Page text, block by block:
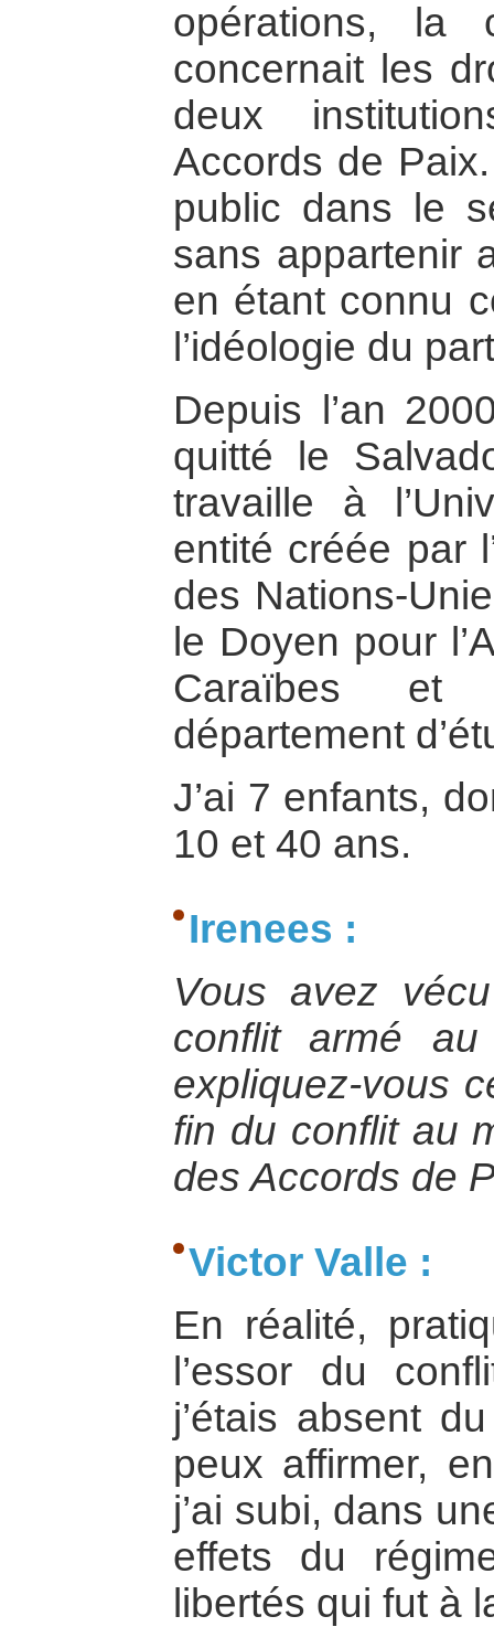
opérations, la
concernait les
deux
Accords de
public dans le
sans appartenir
en étant connu
l’idéologie du
Depuis l’an
quitté le
travaille à
entité créée par
des Nations-
le Doyen pour
Caraïbes
département
J’ai 7 enfants,
10 et 40 ans.
Irenees :
Vous avez
conflit armé au
expliquez-vous
fin du conflit au
des Accords de
Victor Valle :
En réalité,
l’essor du
j’étais absent
peux affirmer,
j’ai subi, dans
effets du
libertés qui fut à